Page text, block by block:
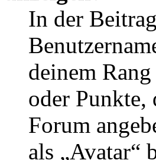
In der
deinem
oder Punkte,
Forum
als „Avatar“